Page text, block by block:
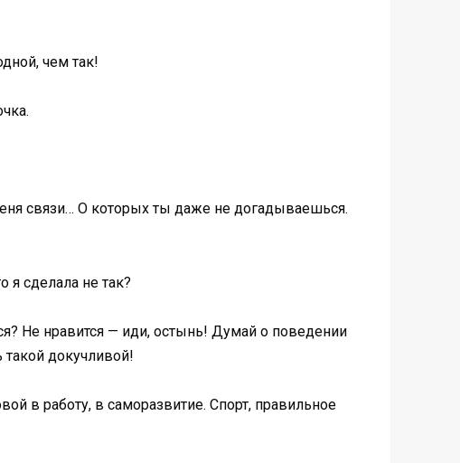
чем так!
связи… О которых ты даже не догадываешься.
сделала не так?
Не нравится — иди, остынь! Думай о поведении
докучливой!
в работу, в саморазвитие. Спорт, правильное